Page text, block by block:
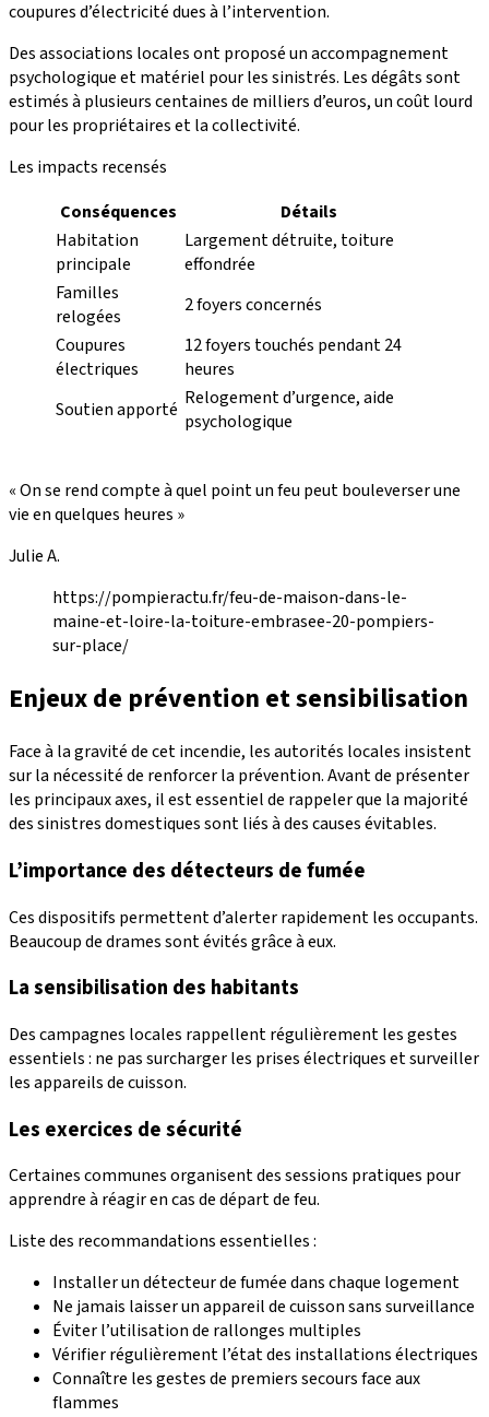
coupures d’électricité dues à l’intervention.
Des associations locales ont proposé un accompagnement
psychologique et matériel pour les sinistrés. Les dégâts sont
estimés à plusieurs centaines de milliers d’euros, un coût lourd
pour les propriétaires et la collectivité.
Les impacts recensés
Conséquences
Détails
Habitation
principale
Largement détruite, toiture
effondrée
Familles
relogées
2 foyers concernés
Coupures
électriques
12 foyers touchés pendant 24
heures
Soutien apporté Relogement d’urgence, aide
psychologique
« On se rend compte à quel point un feu peut bouleverser une
vie en quelques heures »
Julie A.
https://pompieractu.fr/feu-de-maison-dans-le-
maine-et-loire-la-toiture-embrasee-20-pompiers-
sur-place/
Enjeux de prévention et sensibilisation
Face à la gravité de cet incendie, les autorités locales insistent
sur la nécessité de renforcer la prévention. Avant de présenter
les principaux axes, il est essentiel de rappeler que la majorité
des sinistres domestiques sont liés à des causes évitables.
L’importance des détecteurs de fumée
Ces dispositifs permettent d’alerter rapidement les occupants.
Beaucoup de drames sont évités grâce à eux.
La sensibilisation des habitants
Des campagnes locales rappellent régulièrement les gestes
essentiels : ne pas surcharger les prises électriques et surveiller
les appareils de cuisson.
Les exercices de sécurité
Certaines communes organisent des sessions pratiques pour
apprendre à réagir en cas de départ de feu.
Liste des recommandations essentielles :
Installer un détecteur de fumée dans chaque logement
Ne jamais laisser un appareil de cuisson sans surveillance
Éviter l’utilisation de rallonges multiples
Vérifier régulièrement l’état des installations électriques
Connaître les gestes de premiers secours face aux
flammes